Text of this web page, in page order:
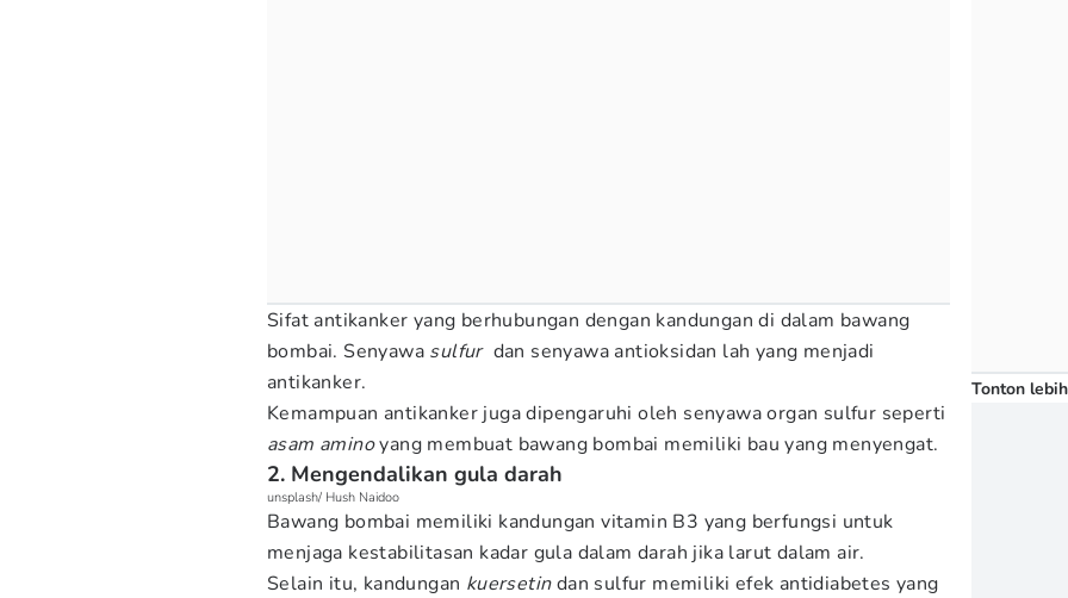
Sifat antikanker yang berhubungan dengan kandungan di dalam bawang
bombai. Senyawa sulfur dan senyawa antioksidan lah yang menjadi
antikanker.
Kemampuan antikanker juga dipengaruhi oleh senyawa organ sulfur seperti
asam aminoyang membuat bawang bombai memiliki bau yang menyengat.
2. Mengendalikan gula darah
unsplash/ Hush Naidoo
Bawang bombai memiliki kandungan vitamin B3 yang berfungsi untuk
menjaga kestabilitasan kadar gula dalam darah jika larut dalam air.
Selain itu, kandungan kuersetindan sulfur memiliki efek antidiabetes yang
Tonton